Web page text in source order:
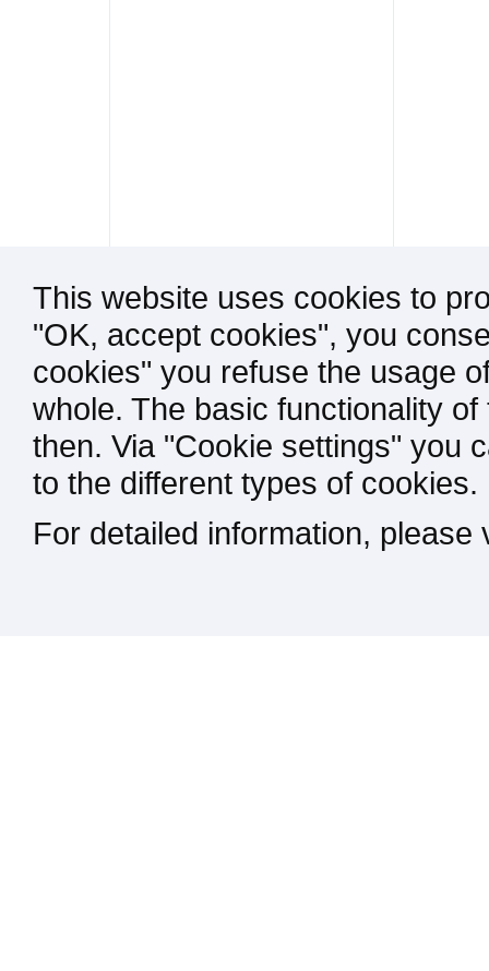
This website uses cookies to
"OK, accept cookies", you
cookies" you refuse the usage
whole. The basic functionality
then. Via "Cookie settings" you
to the different types of cookies.
For detailed information,